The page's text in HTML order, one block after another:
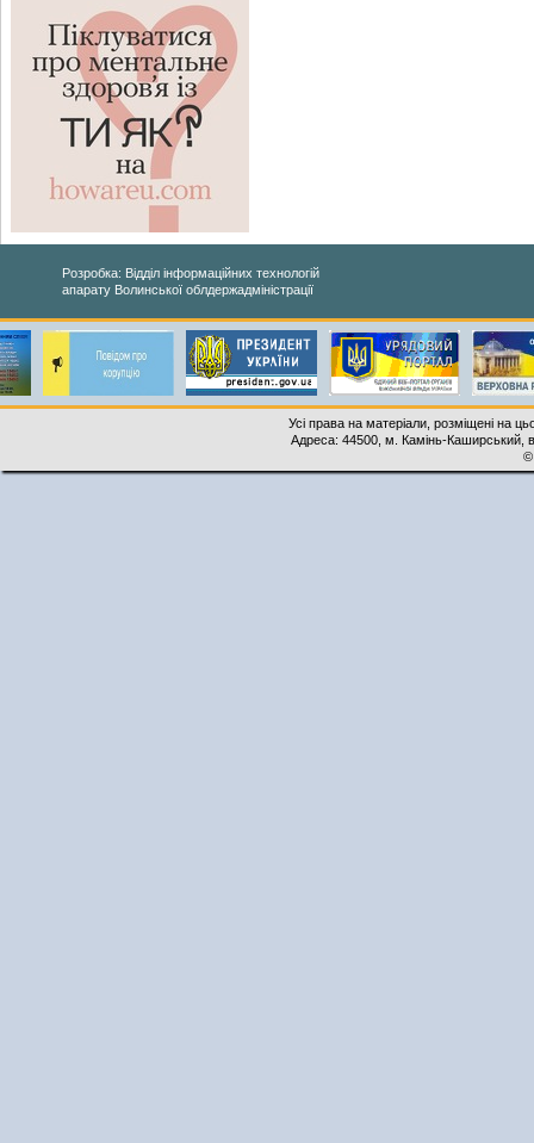
Розробка: Відділ інформаційних технологій
апарату Волинської облдержадміністрації
Усі права на матеріали, розміщені на
Адреса: 44500, м. Камінь-Каширський,
©